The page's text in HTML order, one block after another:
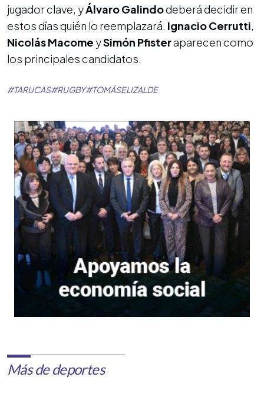
jugador clave, yÁlvaro Galindodeberá decidir en
estos días quién lo reemplazará. Ignacio Cerrutti,
Nicolás Macome ySimón Pfisteraparecen como
los principales candidatos.
#TARUCAS#RUGBY#TOMÁSELIZALDE
Más de deportes